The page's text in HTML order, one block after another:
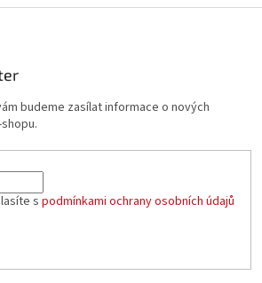
budeme zasílat informace o nových
s podmínkami ochrany osobních údajů